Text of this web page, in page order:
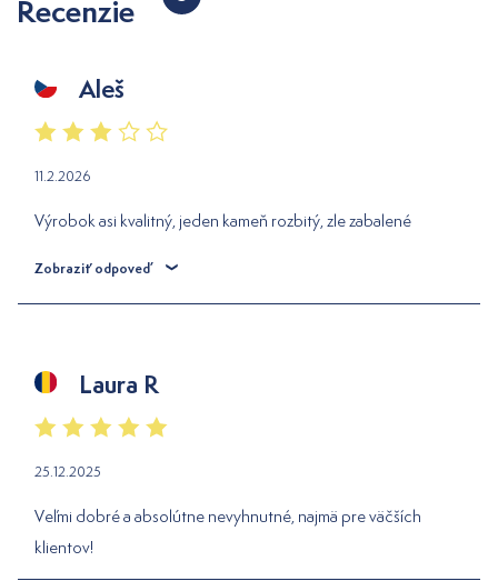
Recenzie
Aleš
11.2.2026
Výrobok asi kvalitný, jeden kameň rozbitý, zle zabalené
Zobraziť odpoveď
Laura R
25.12.2025
Veľmi dobré a absolútne nevyhnutné, najmä pre väčších
klientov!